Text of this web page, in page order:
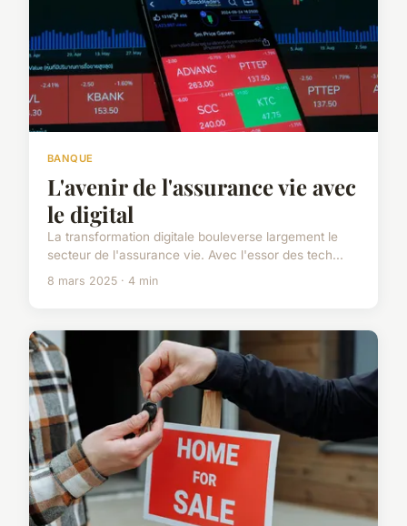
BANQUE
L'avenir de l'assurance vie avec
le digital
La transformation digitale bouleverse largement le
secteur de l'assurance vie. Avec l'essor des tech...
8 mars 2025 · 4 min